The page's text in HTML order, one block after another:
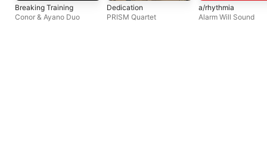
Breaking Training
Conor & Ayano Duo
Dedication
PRISM Quartet
a/rhythmia
Alarm Will Sound